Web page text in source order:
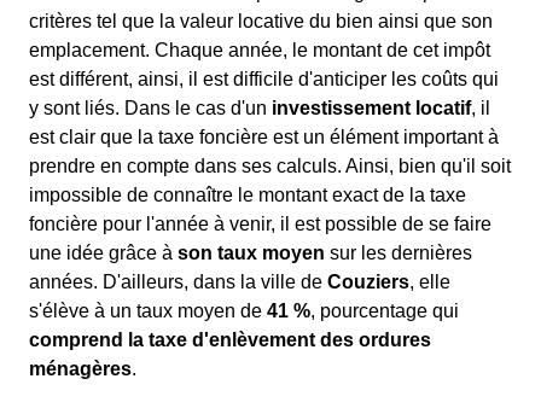
critères tel que la valeur locative du bien ainsi que son
emplacement. Chaque année, le montant de cet impôt
est différent, ainsi, il est difficile d'anticiper les coûts qui
y sont liés. Dans le cas d'un investissement locatif, il
est clair que la taxe foncière est un élément important à
prendre en compte dans ses calculs. Ainsi, bien qu'il soit
impossible de connaître le montant exact de la taxe
foncière pour l'année à venir, il est possible de se faire
une idée grâce à son taux moyen sur les dernières
années. D'ailleurs, dans la ville de Couziers, elle
s'élève à un taux moyen de 41 %, pourcentage qui
comprend la taxe d'enlèvement des ordures
ménagères.